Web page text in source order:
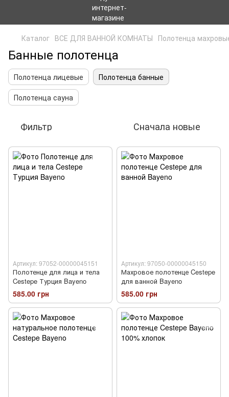
Каталог ВСЕ ДЛЯ ВАННОЙ КОМНАТЫ Полотенца
Банные полотенца
Полотенца лицевые
Полотенца банные
Полотенца сауна
Фильтр Сначала новые
Артикул: 97052-00000045151
Полотенце для лица и тела
Cestepe Турция Bayeno
585.00 грн
Артикул: 97050-00000045150
Махровое полотенце Cestepe
для ванной Bayeno
585.00 грн